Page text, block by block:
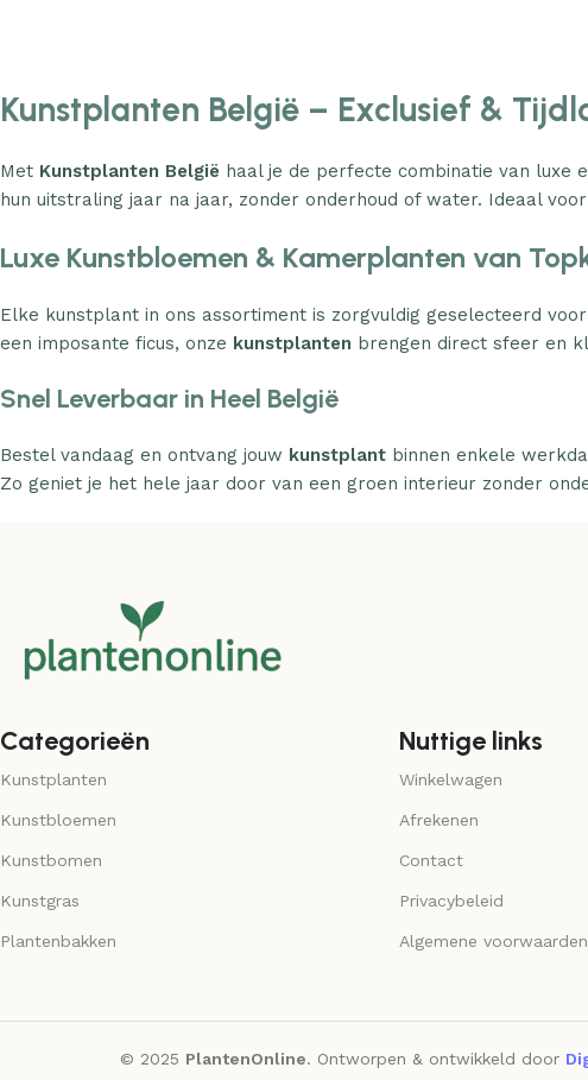
Kunstplanten België – Exclusief &
Met Kunstplanten België haal je de perfecte combinatie van luxe
hun uitstraling jaar na jaar, zonder onderhoud of water. Ideaal
Luxe Kunstbloemen & Kamerplanten van
Elke kunstplant in ons assortiment is zorgvuldig geselecteerd
een imposante ficus, onze kunstplanten brengen direct sfeer en
Snel Leverbaar in Heel België
Bestel vandaag en ontvang jouw kunstplant binnen enkele
Zo geniet je het hele jaar door van een groen interieur zonder
Categorieën
Kunstplanten
Kunstbloemen
Kunstbomen
Kunstgras
Plantenbakken
Nuttige links
Winkelwagen
Afrekenen
Contact
Privacybeleid
Algemene voorwaarden
© 2025 PlantenOnline. Ontworpen & ontwikkeld door